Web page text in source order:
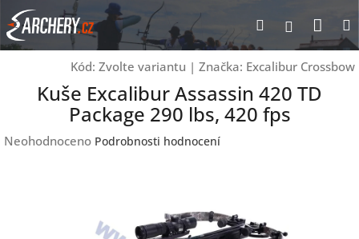
Přejít
na
obsah
Hledat
Kód: Zvolte variantu | Značka: Excalibur Crossbow
Kuše Excalibur Assassin 420 TD
Package 290 lbs, 420 fps
Průměrné
Neohodnoceno Podrobnosti hodnocení